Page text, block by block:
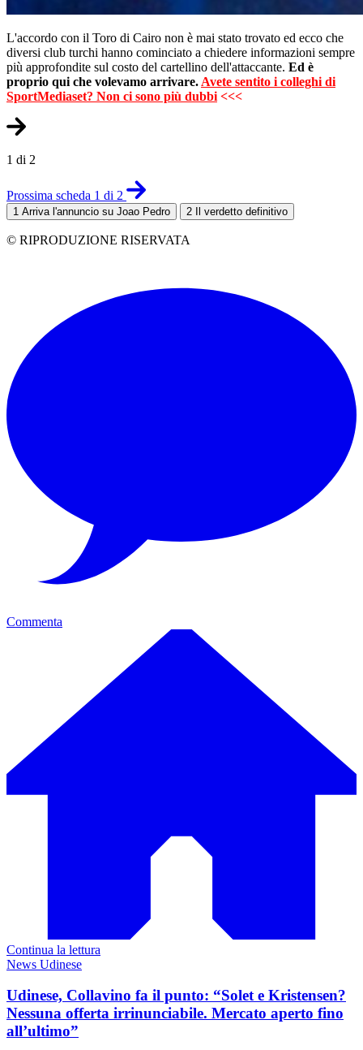
L'accordo con il Toro di Cairo non è mai stato trovato ed ecco che
diversi club turchi hanno cominciato a chiedere informazioni sempre
più approfondite sul costo del cartellino dell'attaccante. Ed è
proprio qui che volevamo arrivare. Avete sentito i colleghi di
SportMediaset? Non ci sono più dubbi <<<
1 di 2
Prossima scheda 1 di 2
1 Arriva l'annuncio su Joao Pedro 2 Il verdetto definitivo
© RIPRODUZIONE RISERVATA
Commenta
Continua la lettura
News Udinese
Udinese, Collavino fa il punto: “Solet e Kristensen?
Nessuna offerta irrinunciabile. Mercato aperto fino
all’ultimo”